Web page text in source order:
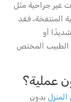
غير جراحية مثل
المنتفخة، فقد
أو
الطبيب المختص
عملية؟
المنزل بدون